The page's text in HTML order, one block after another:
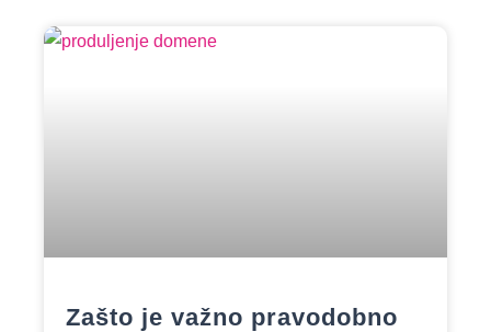
Zašto je važno pravodobno